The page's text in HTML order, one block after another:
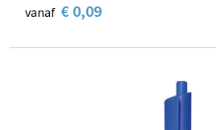
vanaf € 0,09